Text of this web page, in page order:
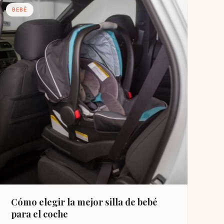
BEBÉ
Cómo elegir la mejor silla de bebé
para el coche